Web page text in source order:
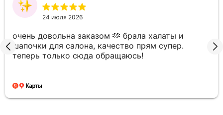
24 июля 2026
очень довольна заказом 🫶 брала халаты и
шапочки для салона, качество прям супер.
теперь только сюда обращаюсь!